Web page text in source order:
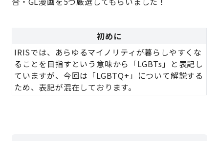
初めに
IRISでは、あらゆるマイノリティが暮らしやすくな
ることを目指すという意味から「LGBTs」と表記し
ていますが、今回は「LGBTQ+」について解説する
ため、表記が混在しております。